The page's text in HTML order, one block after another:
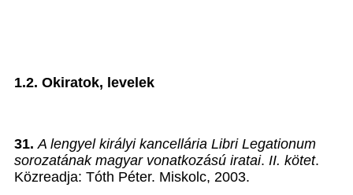
1.2. Okiratok, levelek
31. A lengyel királyi kancellária Libri Legationum
sorozatának magyar vonatkozású iratai. II. kötet.
Közreadja: Tóth Péter. Miskolc, 2003.